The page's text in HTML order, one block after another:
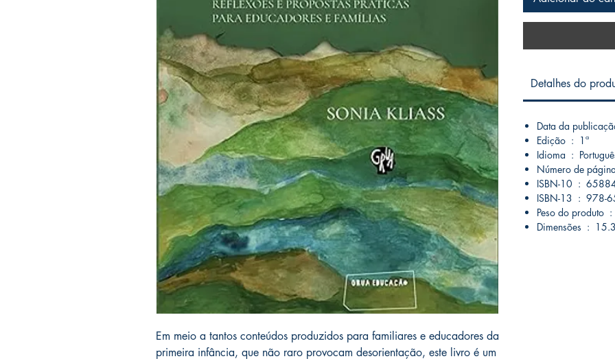
Em meio a tantos conteúdos produzidos para familiares e educadores da
primeira infância, que não raro provocam desorientação, este livro é um
Detalhes do
Edição ‏ : ‎ 1ª
Idioma ‏ :
ISBN-10 ‏ :
ISBN-13 ‏ :